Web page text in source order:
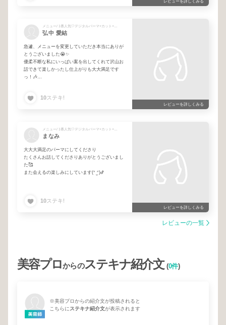
レビューを詳しくみる
弘中 愛結
急遽、メニューを変更していただき本当にありが
とうございました😭✨️
優柔不断な私にいっぱい案を出してくれて沢山お
話できて楽しかったし仕上がりも大大満足です
っ！🎶
またぜひお願いします♡♡
10ステキ!
レビューを詳しくみる
まなみ
大大大満足のパーマにしてくださり
たくさんお話してくださりありがとうございまし
た🥰
また会えるの楽しみにしています(ᐢ ̫ᐢ)ᕷ
10ステキ!
レビューを詳しくみる
レビューの一覧
美容プロからのステキナ紹介文(0件)
※美容プロからの紹介文が投稿されると
こちらにステキナ紹介文が表示されます